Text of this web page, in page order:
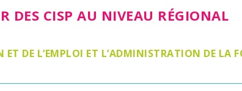
DES CISP AU NIVEAU RÉGIONAL
DE L’EMPLOI ET L’ADMINISTRATION DE LA